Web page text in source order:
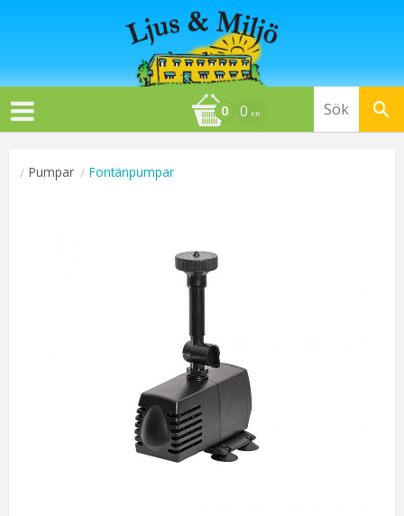
0 KR
Pumpar Fontänpumpar